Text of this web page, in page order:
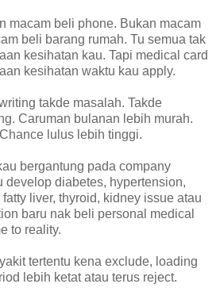
macam beli phone. Bukan macam
beli barang rumah. Tu semua tak
kesihatan kau. Tapi medical card
kesihatan waktu kau apply.
takde masalah. Takde
Caruman bulanan lebih murah.
lulus lebih tinggi.
bergantung pada company
develop diabetes, hypertension,
liver, thyroid, kidney issue atau
baru nak beli personal medical
to reality.
tertentu kena exclude, loading
lebih ketat atau terus reject.